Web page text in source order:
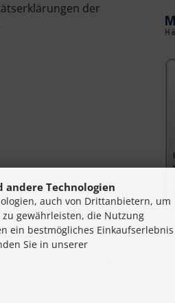
der
andere Technologien
auch von Drittanbietern, um
gewährleisten, die Nutzung
ein bestmögliches Einkaufserlebnis
Sie in unserer